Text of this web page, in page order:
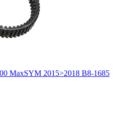
MaxSYM 2015>2018 B8-1685